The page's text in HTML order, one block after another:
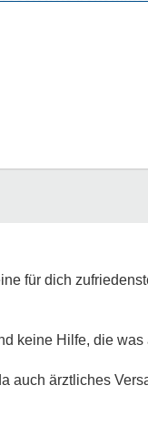
für dich
keine Hilfe, die
auch ärztliches